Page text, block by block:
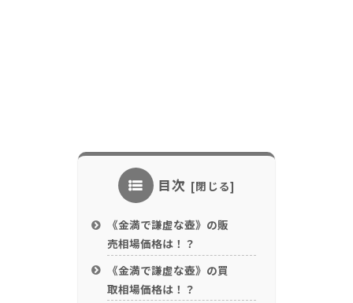
目次
《金満で謙虚な壺》の販
売相場価格は！？
《金満で謙虚な壺》の買
取相場価格は！？